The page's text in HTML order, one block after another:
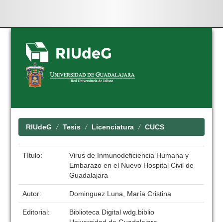
Skip
navigation
RIUdeG Tesis Licenciatura CUCS
Título:
Virus de Inmunodeficiencia Humana y
Embarazo en el Nuevo Hospital Civil de
Guadalajara
Autor: Dominguez Luna, María Cristina
Editorial:
Biblioteca Digital wdg.biblio